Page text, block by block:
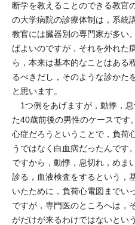
断学を教えることのできる教官
の大学病院の診療体制は，系統
教官には臓器別の専門家が多い
ばよいのですが，それを外れた
ら，本来は基本的なことはある
るべきだし，そのような診かた
と思います。
1つ例をあげますが，動悸，
た40歳前後の男性のケースです
心症だろうということで，負荷
うではなく白血病だったんです
ですから，動悸，息切れ，めま
診る，血液検査をするという，
いたために，負荷心電図までい
ですが，専門医のところへは，
がだけが来るわけではないとい